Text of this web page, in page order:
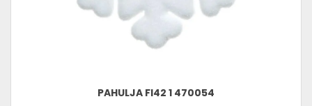
PAHULJA FI42 1 470054